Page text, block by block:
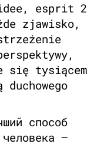
idee, esprit 2
zjawisko,
się tysiącem
способ
–